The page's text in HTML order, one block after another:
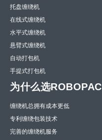
托盘缠绕机
在线式缠绕机
水平式缠绕机
悬臂式缠绕机
自动打包机
手提式打包机
为什么选ROBOPAC
缠绕机总拥有成本更低
专利缠绕包装技术
完善的缠绕机服务